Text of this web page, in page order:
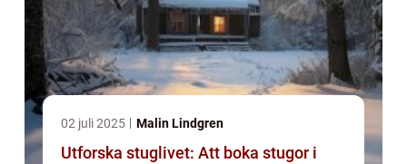
02 juli 2025 Malin Lindgren
Utforska stuglivet: Att boka stugor i